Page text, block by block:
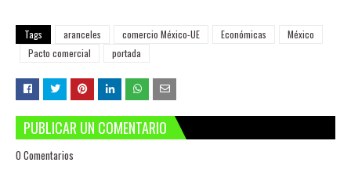
Tags aranceles comercio México-UE Económicas
México
Pacto comercial
portada
PUBLICAR UN COMENTARIO
0 Comentarios